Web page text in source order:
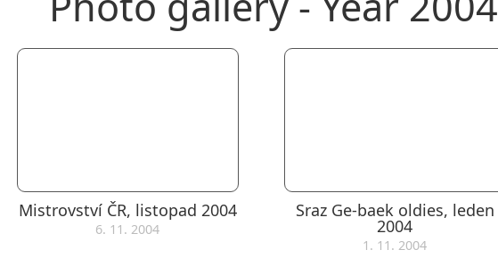
Mistrovství ČR, listopad 2004
6. 11. 2004
Sraz Ge-baek oldies, leden
2004
1. 11. 2004